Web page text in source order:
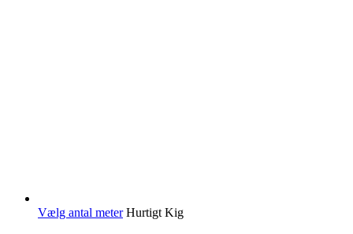
Vælg antal meter Hurtigt Kig